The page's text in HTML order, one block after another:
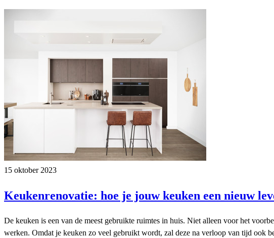
15 oktober 2023
Keukenrenovatie: hoe je jouw keuken een nieuw
De keuken is een van de meest gebruikte ruimtes in huis. Niet alleen voor het
werken. Omdat je keuken zo veel gebruikt wordt, zal deze na verloop van tijd ook